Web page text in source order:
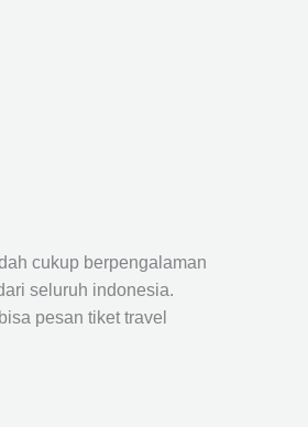
cukup berpengalaman
seluruh indonesia.
pesan tiket travel